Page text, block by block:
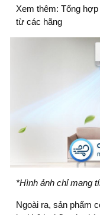
Xem thêm: Tổng
từ các hãng
*Hình ảnh chỉ mang
Ngoài ra, sản phẩm